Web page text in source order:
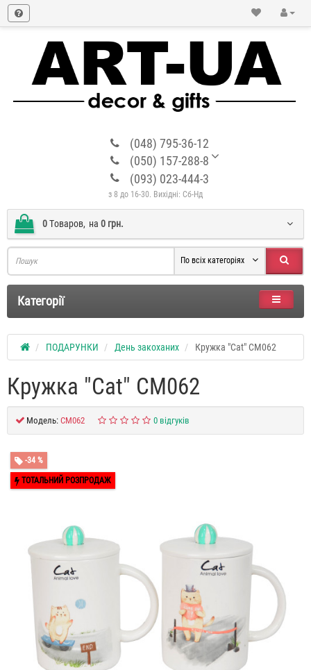
(048) 795-36-12
(050) 157-288-8
(093) 023-444-3
з 8 до 16-30. Вихідні: Сб-Нд
0Tоваров, на 0 грн.
По всіх категоріях
Категорії
ПОДАРУНКИ День закоханих Кружка "Cat" CM062
Кружка "Cat" CM062
Модель: CM062 0 відгуків
-34 %
ТОТАЛЬНИЙ РОЗПРОДАЖ